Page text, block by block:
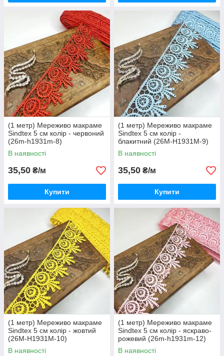
(1 метр) Мереживо макраме
Sindtex 5 см колір - червоний
(26m-h1931m-8)
В наявності
35,50 ₴/м
Купити
(1 метр) Мереживо макраме
Sindtex 5 см колір -
блакитний (26М-H1931М-9)
В наявності
35,50 ₴/м
Купити
(1 метр) Мереживо макраме
Sindtex 5 см колір - жовтий
(26М-H1931М-10)
В наявності
(1 метр) Мереживо макраме
Sindtex 5 см колір - яскраво-
рожевий (26m-h1931m-12)
В наявності